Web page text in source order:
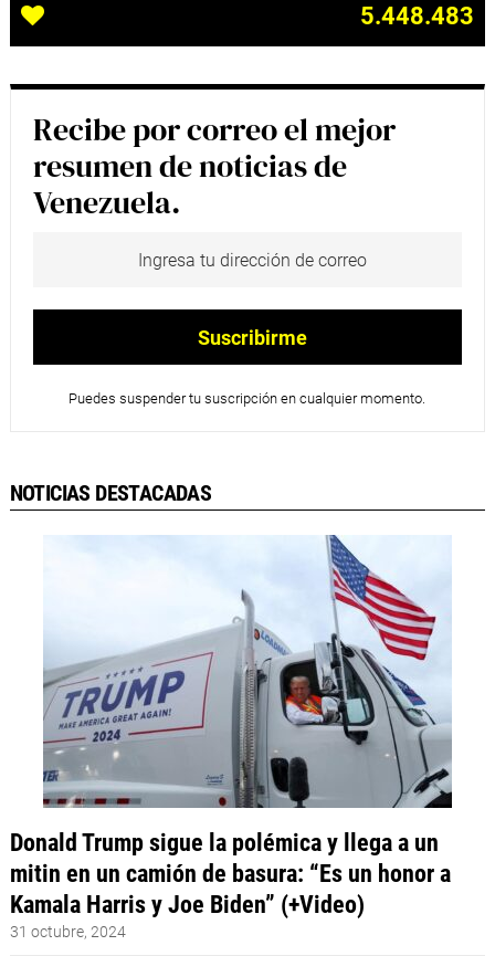
5.448.483
Recibe por correo el mejor
resumen de noticias de
Venezuela.
Puedes suspender tu suscripción en cualquier momento.
NOTICIAS DESTACADAS
Donald Trump sigue la polémica y llega a un
mitin en un camión de basura: “Es un honor a
Kamala Harris y Joe Biden” (+Video)
31 octubre, 2024